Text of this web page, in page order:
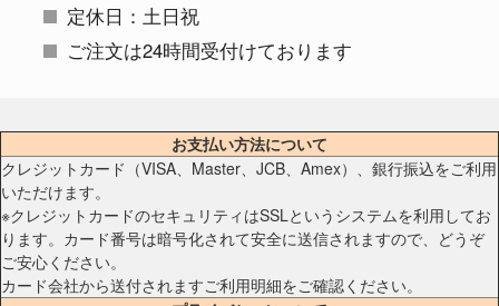
定休日：土日祝
ご注文は24時間受付けております
お支払い方法について
クレジットカード（VISA、Master、JCB、Amex）、銀行振込をご利用
いただけます。
※クレジットカードのセキュリティはSSLというシステムを利用してお
ります。カード番号は暗号化されて安全に送信されますので、どうぞ
ご安心ください。
カード会社から送付されますご利用明細をご確認ください。